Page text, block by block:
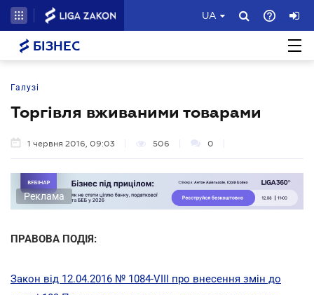
UA
БІЗНЕС
Галузі
Торгівля вживаними товарами
1 червня 2016, 09:03 506 0
Реклама
ПРАВОВА ПОДІЯ:
Закон від 12.04.2016 № 1084-VIII про внесення змін до